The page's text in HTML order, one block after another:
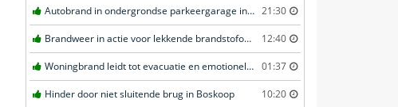
Autobrand in ondergrondse parkeergarage in Rhenen 21:30
Brandweer in actie voor lekkende brandstofoplegger in Stroe 12:40
Woningbrand leidt tot evacuatie en emotionele redding van kat in Amsterdam 01:37
Hinder door niet sluitende brug in Boskoop 10:20